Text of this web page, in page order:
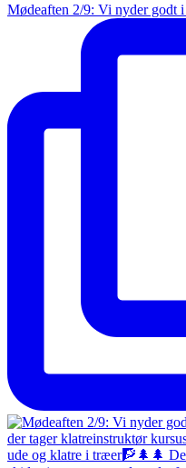
Mødeaften 2/9: Vi nyder godt